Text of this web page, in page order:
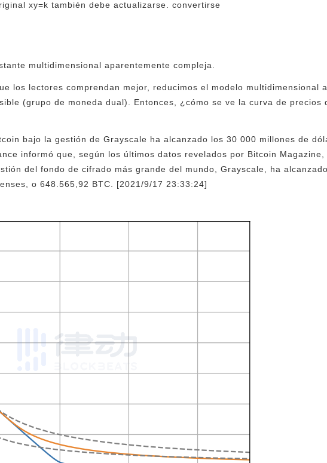
xy=k también debe actualizarse. convertirse
multidimensional aparentemente compleja.
los lectores comprendan mejor, reducimos el modelo multidimensional
(grupo de moneda dual). Entonces, ¿cómo se ve la curva de precios
bajo la gestión de Grayscale ha alcanzado los 30 000 millones de
informó que, según los últimos datos revelados por Bitcoin
del fondo de cifrado más grande del mundo, Grayscale, ha
o 648.565,92 BTC. [2021/9/17 23:33:24]